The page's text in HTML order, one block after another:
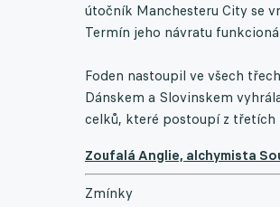
útočník Manchesteru City se
Termín jeho návratu
Foden nastoupil ve všech
Dánskem a Slovinskem
celků, které postoupí z třetích
Zoufalá Anglie, alchymista
Zmínky